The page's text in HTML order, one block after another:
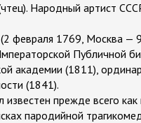
Народный артист
февраля 1769, Москва —
Публичной
академии (1811),
(1841).
прежде всего как
пародийной